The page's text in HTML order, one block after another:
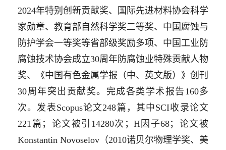
2024年特别创新贡献奖、国际先进材料协会科学
家勋章、教育部自然科学奖二等奖、中国腐蚀与
防护学会一等奖等省部级奖励多项、中国工业防
腐蚀技术协会成立30周年防腐蚀业特殊贡献人物
奖、《中国有色金属学报（中、英文版）》创刊
30周年突出贡献奖。完成各类学术报告 160多
次。发表Scopus论文248篇，其中SCI收录论文
221 篇；论文被引 14280次； H因子68；论文被
Konstantin Novoselov （2010诺贝尔物理学奖、美